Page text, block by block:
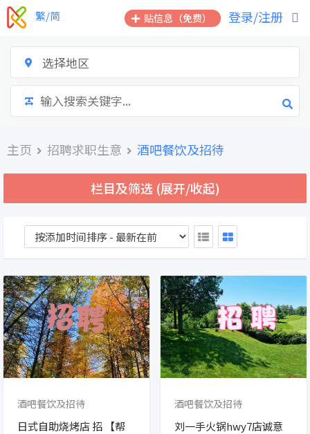
跳
到
贴信息（免费） 登录/注册
繁/简
选择地区
主页 招聘求职生意 酒吧餐饮及招待
栏目及筛选 (展开/收起)
酒吧餐饮及招待
日式自助烧烤店 招 【帮
酒吧餐饮及招待
刘一手火锅hwy7店诚意